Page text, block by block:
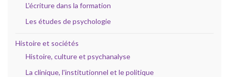
L'écriture dans la formation
Les études de psychologie
Histoire et sociétés
Histoire, culture et psychanalyse
La clinique, l'institutionnel et le politique